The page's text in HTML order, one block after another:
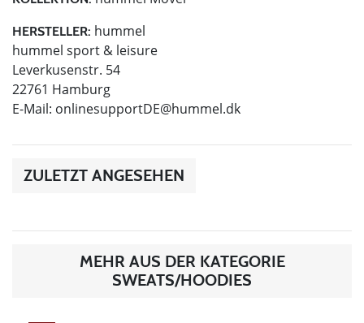
HERSTELLER: hummel
hummel sport & leisure
Leverkusenstr. 54
22761 Hamburg
E-Mail: onlinesupportDE@hummel.dk
ZULETZT ANGESEHEN
MEHR AUS DER KATEGORIE
SWEATS/HOODIES